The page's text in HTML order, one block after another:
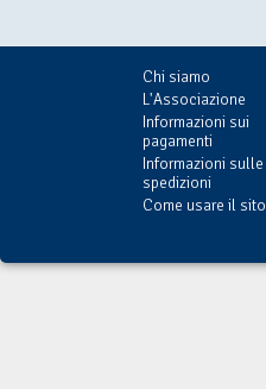
Chi siamo
L'Associazione
Informazioni sui
pagamenti
Informazioni sulle
spedizioni
Come usare il sito